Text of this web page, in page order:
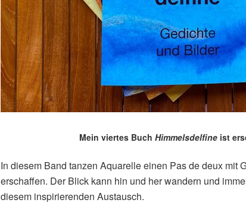
Mein viertes Buch Himmelsdelfineist
In diesem Band tanzen Aquarelle einen Pas de deux mit
erschaffen. Der Blick kann hin und her wandern und
diesem inspirierenden Austausch.